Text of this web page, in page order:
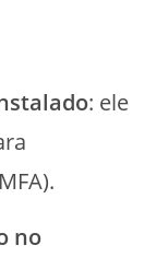
: ele
no